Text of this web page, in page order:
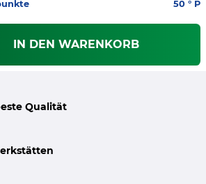
50 ° P
IN DEN WARENKORB
Qualität